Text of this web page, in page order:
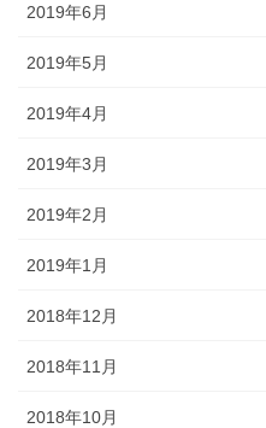
2019年6月
2019年5月
2019年4月
2019年3月
2019年2月
2019年1月
2018年12月
2018年11月
2018年10月